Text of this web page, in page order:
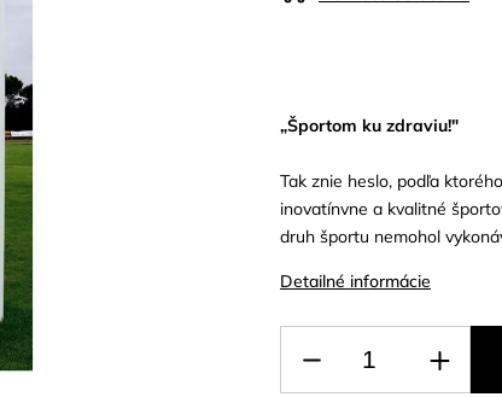
„Športom ku zdraviu!"
Tak znie heslo, podľa
inovatínvne a kvalitné
druh športu nemohol
Detailné informácie